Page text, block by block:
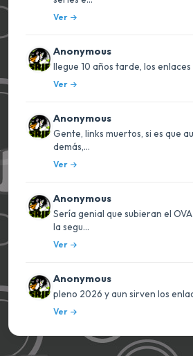
Ver
Anonymous
llegue 10 años tarde, los
Ver
Anonymous
Gente, links muertos, si es que
demás,...
Ver
Anonymous
Sería genial que subieran el
la segu...
Ver
Anonymous
pleno 2026 y aun sirven los
Ver